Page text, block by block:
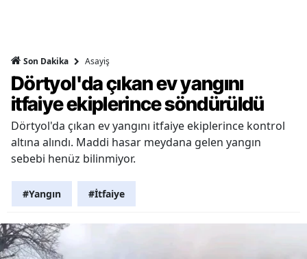
Son Dakika Asayiş
Dörtyol'da çıkan ev yangını
itfaiye ekiplerince söndürüldü
Dörtyol'da çıkan ev yangını itfaiye ekiplerince kontrol
altına alındı. Maddi hasar meydana gelen yangın
sebebi henüz bilinmiyor.
#Yangın #İtfaiye